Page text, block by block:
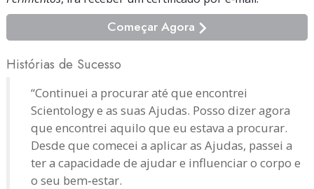
Começar Agora
Histórias de Sucesso
“Continuei a procurar até que encontrei
Scientology e as suas Ajudas. Posso dizer agora
que encontrei aquilo que eu estava a procurar.
Desde que comecei a aplicar as Ajudas, passei a
ter a capacidade de ajudar e influenciar o corpo e
o seu bem‑estar.